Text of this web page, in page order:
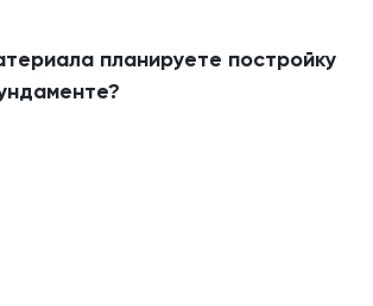
планируете постройку